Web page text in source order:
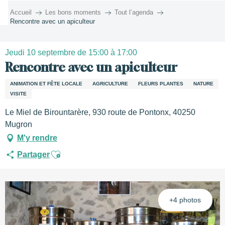
Accueil Les bons moments
Tout l’agenda
Rencontre avec un apiculteur
Jeudi 10 septembre de 15:00 à 17:00
Rencontre avec un apiculteur
ANIMATION ET FÊTE LOCALE AGRICULTURE FLEURS PLANTES
NATURE
VISITE
Le Miel de Birountarère, 930 route de Pontonx, 40250
Mugron
M'y rendre
PartagerAjouter aux favoris
+4 photos